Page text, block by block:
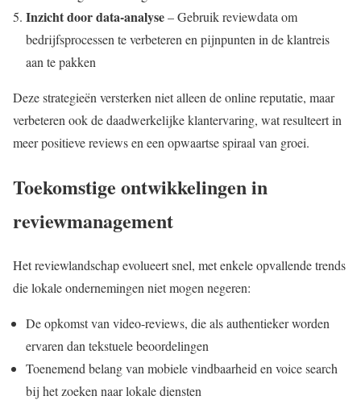
Inzicht door data-analyse– Gebruik reviewdata om
bedrijfsprocessen te verbeteren en pijnpunten in de klantreis
aan te pakken
Deze strategieën versterken niet alleen de online reputatie, maar
verbeteren ook de daadwerkelijke klantervaring, wat resulteert in
meer positieve reviews en een opwaartse spiraal van groei.
Toekomstige ontwikkelingen in
reviewmanagement
Het reviewlandschap evolueert snel, met enkele opvallende trends
die lokale ondernemingen niet mogen negeren:
De opkomst van video-reviews, die als authentieker worden
ervaren dan tekstuele beoordelingen
Toenemend belang van mobiele vindbaarheid en voice search
bij het zoeken naar lokale diensten